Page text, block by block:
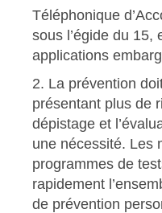
Téléphonique
sous l’égide du
applications
2. La prévention
présentant plus de
dépistage et
une nécessité. Les
programmes de
rapidement
de prévention